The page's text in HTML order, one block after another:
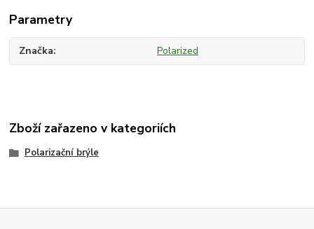
Parametry
Značka Polarized
Zboží zařazeno v kategoriích
Polarizační brýle